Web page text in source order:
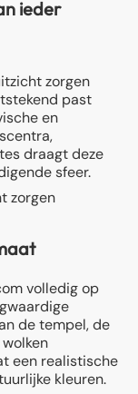
ieder
zorgen
past
en
draagt deze
sfeer.
zorgen
volledig op
de tempel, de
een realistische
kleuren.